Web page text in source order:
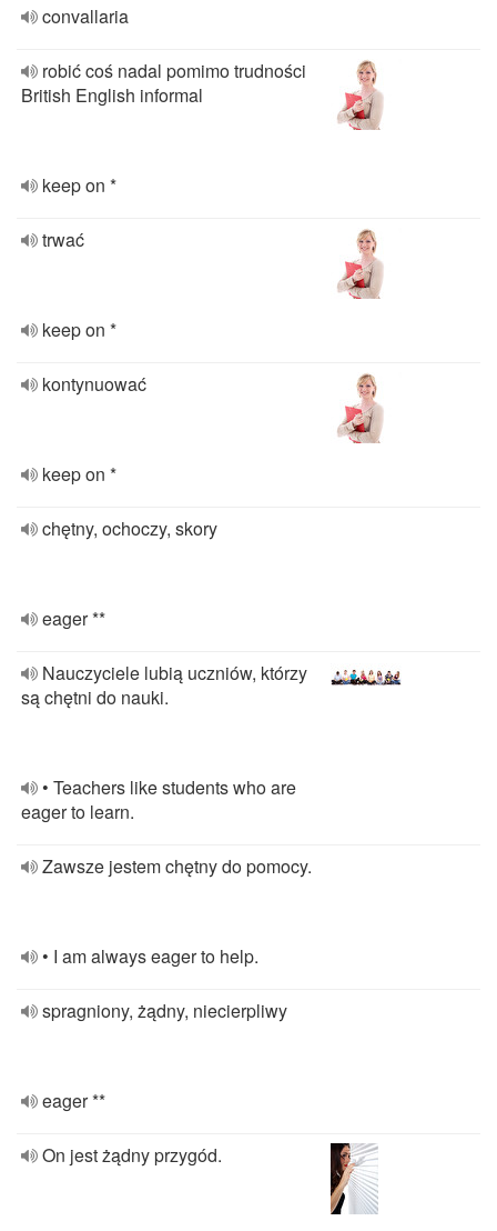
convallaria
robić coś nadal pomimo trudności
British English informal
keep on *
trwać
keep on *
kontynuować
keep on *
chętny, ochoczy, skory
eager **
Nauczyciele lubią uczniów, którzy
są chętni do nauki.
• Teachers like students who are
eager to learn.
Zawsze jestem chętny do pomocy.
• I am always eager to help.
spragniony, żądny, niecierpliwy
eager **
On jest żądny przygód.